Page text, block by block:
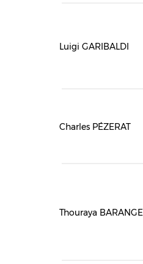
Luigi GARIBALDI
Charles PÉZERAT
Thouraya